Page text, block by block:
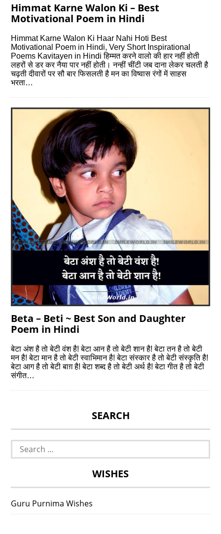
Himmat Karne Walon Ki – Best
Motivational Poem in Hindi
Himmat Karne Walon Ki Haar Nahi Hoti Best
Motivational Poem in Hindi, Very Short Inspirational
Poems Kavitayen in Hindi हिम्मत करने वालो की हार नहीं होती
लहरों से डर कर नैया पार नहीं होती। नन्हीं चींटी जब दाना लेकर चलती है
चढ़ती दीवारों पर सौ बार फिसलती है मन का विष्वास रंगों में साहस
भरता…
Beta – Beti ~ Best Son and Daughter
Poem in Hindi
बेटा अंश है तो बेटी वंश है! बेटा आन है तो बेटी शान है! बेटा तन है तो बेटी
मन है! बेटा मान है तो बेटी स्वाभिमान है! बेटा संस्कार है तो बेटी संस्कृति है!
बेटा आग है तो बेटी बाग़ है! बेटा शब्द है तो बेटी अर्थ है! बेटा गीत है तो बेटी
संगीत…
SEARCH
Search
for:
WISHES
Guru Purnima Wishes